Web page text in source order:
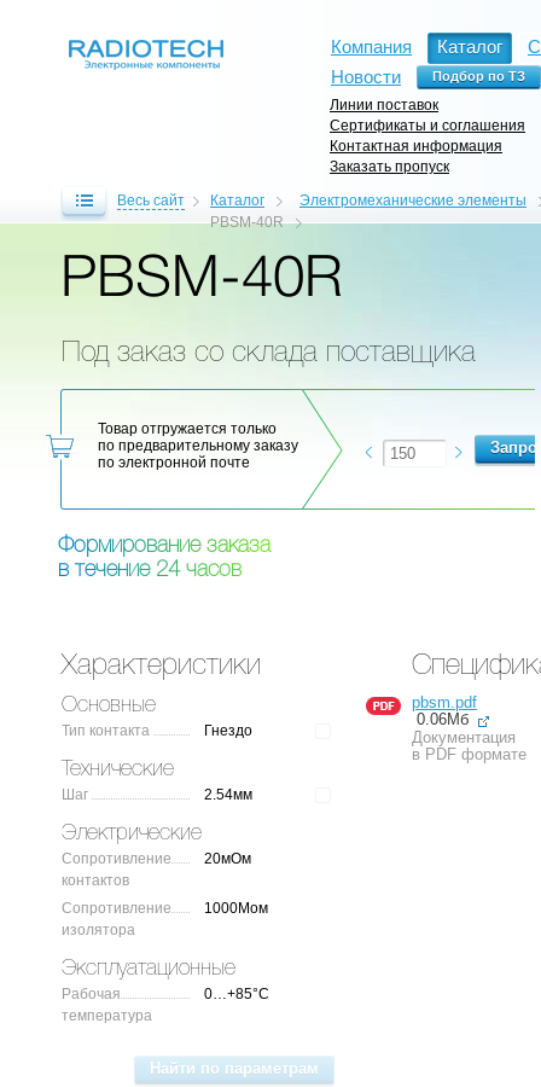
Компания Каталог
Новости
Линии поставок
Сертификаты и соглашения
Контактная информация
Заказать пропуск
Весь сайт Каталог
Электромеханические элементы
PBSM-40R
PBSM-40R
Под заказ со склада поставщика
Товар отгружается только
по предварительному заказу
по электронной почте
Формирование заказа
в течение 24 часов
Характеристики
Основные
Тип контакта Гнездо
Технические
Шаг 2.54мм
Электрические
Сопротивление
контактов
20мОм
Сопротивление
изолятора
1000Мом
Эксплуатационные
Рабочая
температура
0…+85°C
pbsm.pdf
0.06Мб
Документация
в PDF формате